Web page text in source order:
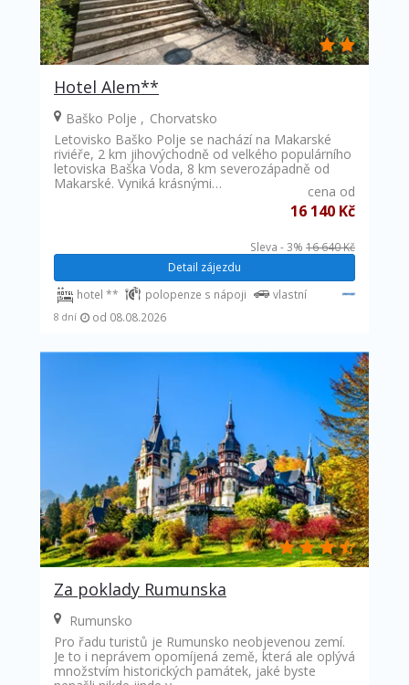
Hotel Alem**
Baško Polje
Chorvatsko
Letovisko Baško Polje se nachází na Makarské
riviéře, 2 km jihovýchodně od velkého populárního
letoviska Baška Voda, 8 km severozápadně od
Makarské. Vyniká krásnými…
cena od
16 140 Kč
Sleva - 3% 16 640 Kč
Detail zájezdu
hotel ** polopenze s nápoji
vlastní
od 08.08.2026
8 dní
Za poklady Rumunska
Rumunsko
Pro řadu turistů je Rumunsko neobjevenou zemí.
Je to i neprávem opomíjená země, která ale oplývá
množstvím historických památek, jaké byste